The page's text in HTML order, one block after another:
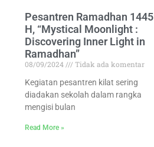
Pesantren Ramadhan 1445
H, “Mystical Moonlight :
Discovering Inner Light in
Ramadhan”
08/09/2024
Tidak ada komentar
Kegiatan pesantren kilat sering
diadakan sekolah dalam rangka
mengisi bulan
Read More »